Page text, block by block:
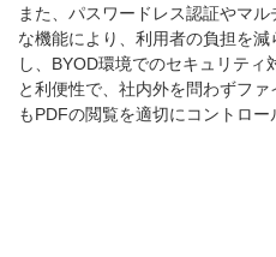
また、パスワードレス認証やマ
な機能により、利用者の負担を
し、BYOD環境でのセキュリテ
と利便性で、社内外を問わずフ
もPDFの閲覧を適切にコントロー